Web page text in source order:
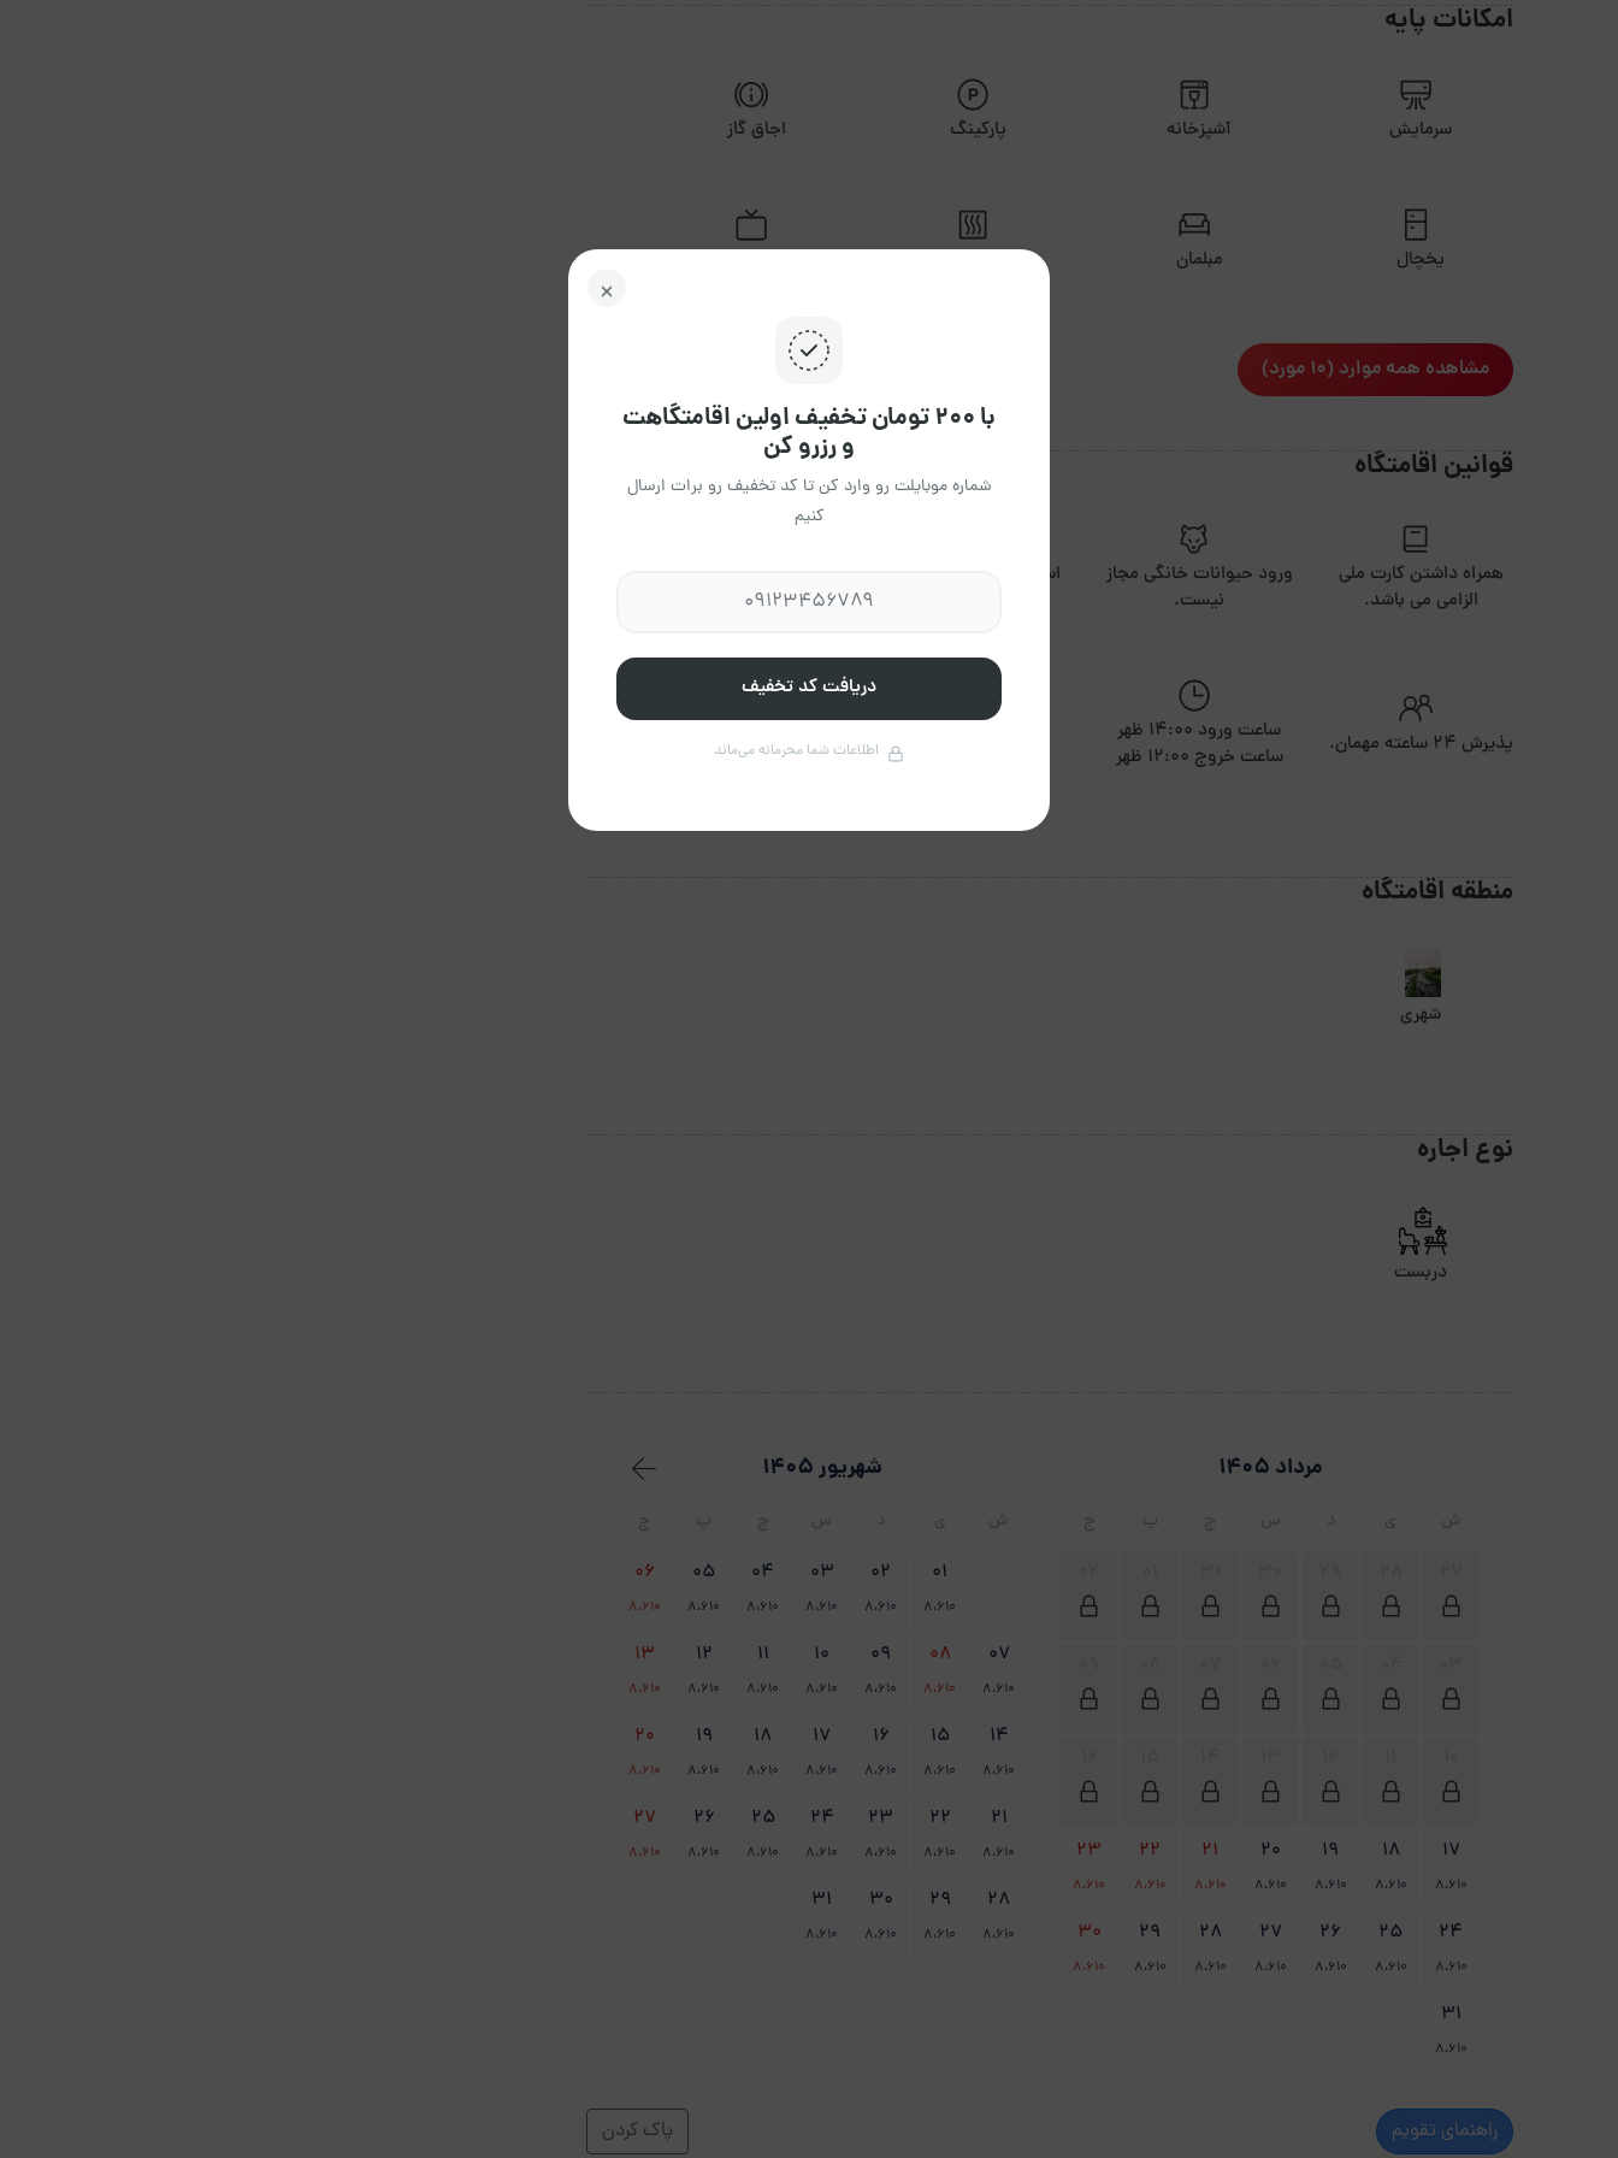
امکانات پایه
سرمایش آشپزخانه پارکینگ اجاق گاز
یخچال مبلمان
مشاهده همه موارد (10 مورد)
قوانین اقامتگاه
همراه داشتن کارت ملی
الزامی می باشد.
ورود حیوانات خانگی مجاز
نیست.
استعمال دخانیات مجاز
برگزاری مراسم مجاز نیست.
پذیرش ۲۴ ساعته مهمان.
ساعت ورود 14:00 ظهر
ساعت خروج 12:00 ظهر
منطقه اقامتگاه
شهری
نوع اجاره
دربست
مرداد 1405
ش ی د س چ پ ج
17
8،610
18
8،610
19
8،610
20
8،610
21
8،610
22
8،610
23
8،610
24
8،610
25
8،610
26
8،610
27
8،610
28
8،610
29
8،610
30
8،610
31
8،610
شهریور 1405
ش ی د س چ پ ج
01
8،610
02
8،610
03
8،610
04
8،610
05
8،610
06
8،610
07
8،610
08
8،610
09
8،610
10
8،610
11
8،610
12
8،610
13
8،610
14
8،610
15
8،610
16
8،610
17
8،610
18
8،610
19
8،610
20
8،610
21
8،610
22
8،610
23
8،610
24
8،610
25
8،610
26
8،610
27
8،610
28
8،610
29
8،610
30
8،610
31
8،610
راهنمای تقویم پاک کردن
با ۲۰۰ تومان تخفیف اولین اقامتگاهت
و رزرو کن
شماره موبایلت رو وارد کن تا کد تخفیف رو برات ارسال
کنیم
دریافت کد تخفیف
اطلاعات شما محرمانه می‌ماند